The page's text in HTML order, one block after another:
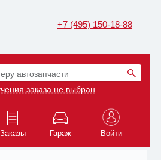
+7 (495) 150-18-88
автозапчасти
заказа не выбран
Заказы Гараж Войти